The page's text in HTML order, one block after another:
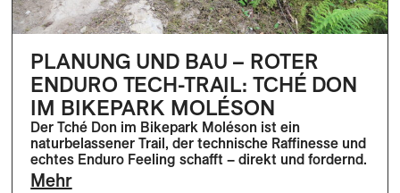
PLANUNG UND BAU – ROTER
ENDURO TECH-TRAIL: TCHÉ DON
IM BIKEPARK MOLÉSON
Der Tché Don im Bikepark Moléson ist ein
naturbelassener Trail, der technische Raffinesse und
echtes Enduro Feeling schafft – direkt und fordernd.
Mehr